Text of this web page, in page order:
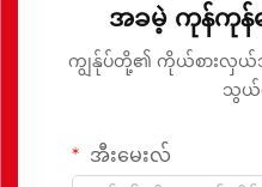
အခမဲ့ ကုန်ကုန်
ကျွန်ုပ်တို့၏ ကိုယ်စားလှ
သွယ်
အီးမေးလ်